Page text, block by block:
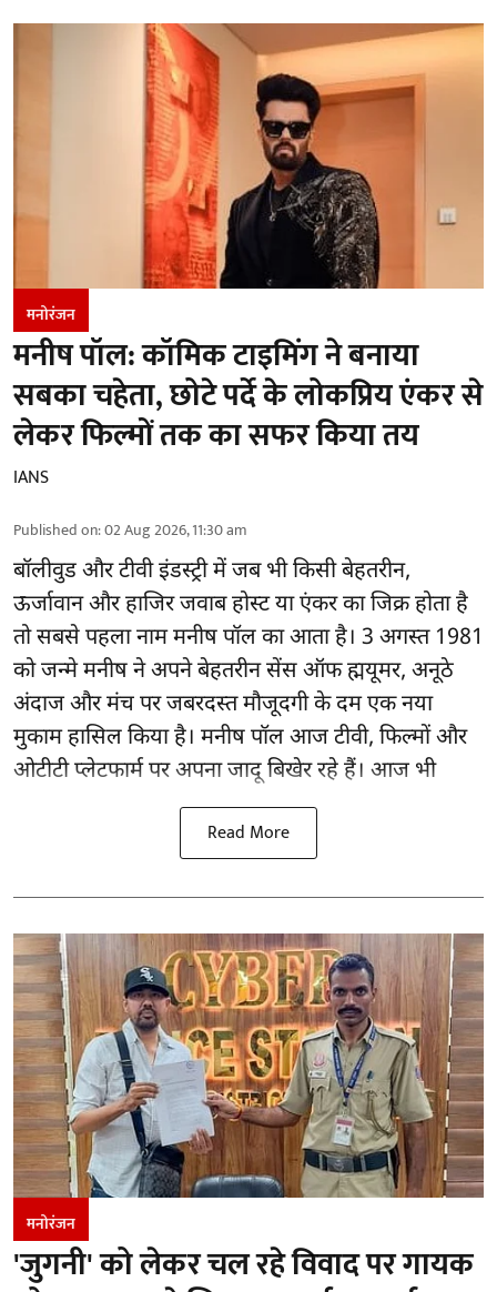
मनोरंजन
मनीष पॉल: कॉमिक टाइमिंग ने बनाया
सबका चहेता, छोटे पर्दे के लोकप्रिय एंकर से
लेकर फिल्मों तक का सफर किया तय
IANS
Published on:02 Aug 2026, 11:30 am
बॉलीवुड और टीवी इंडस्ट्री में जब भी किसी बेहतरीन,
ऊर्जावान और हाजिर जवाब होस्ट या एंकर का जिक्र होता है
तो सबसे पहला नाम मनीष पॉल का आता है। 3 अगस्त 1981
को जन्मे मनीष ने अपने बेहतरीन सेंस ऑफ ह्मयूमर, अनूठे
अंदाज और मंच पर जबरदस्त मौजूदगी के दम एक नया
मुकाम हासिल किया है। मनीष पॉल आज टीवी, फिल्मों और
ओटीटी प्लेटफार्म पर अपना जादू बिखेर रहे हैं। आज भी
Read More
मनोरंजन
'जुगनी' को लेकर चल रहे विवाद पर गायक